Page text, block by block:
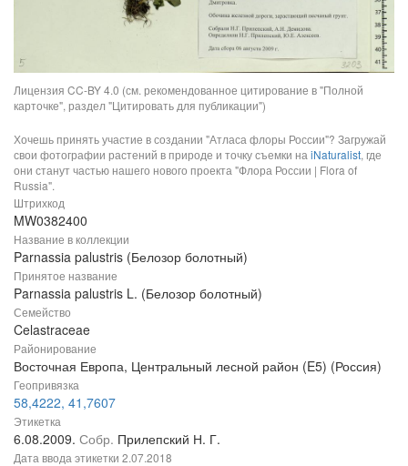
Лицензия CC-BY 4.0 (см. рекомендованное цитирование в "Полной
карточке", раздел "Цитировать для публикации")
Хочешь принять участие в создании "Атласа флоры России"? Загружай
свои фотографии растений в природе и точку съемки на iNaturalist, где
они станут частью нашего нового проекта "Флора России | Flora of
Russia".
Штрихкод
MW0382400
Название в коллекции
Parnassia palustris (Белозор болотный)
Принятое название
Parnassia palustris L. (Белозор болотный)
Семейство
Celastraceae
Районирование
Восточная Европа, Центральный лесной район (E5) (Россия)
Геопривязка
58,4222, 41,7607
Этикетка
6.08.2009. Собр. Прилепский Н. Г.
Дата ввода этикетки 2.07.2018